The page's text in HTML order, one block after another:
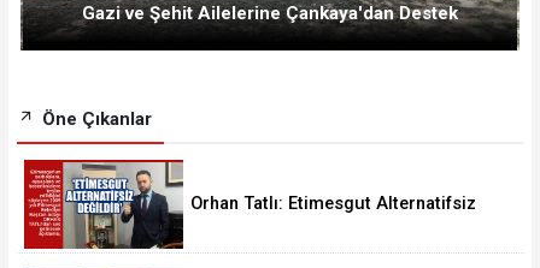
Gazi ve Şehit Ailelerine Çankaya'dan Destek
Öne Çıkanlar
Orhan Tatlı: Etimesgut Alternatifsiz